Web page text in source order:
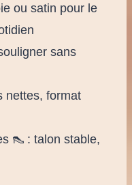
ou satin pour le
sans
nettes, format
👠 : talon stable,